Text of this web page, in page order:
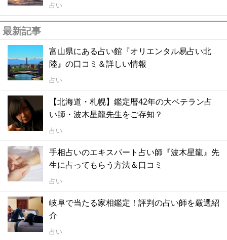
占い
最新記事
富山県にある占い館『オリエンタル易占い北
陸』の口コミ＆詳しい情報
占い
【北海道・札幌】鑑定暦42年の大ベテラン占
い師・波木星龍先生をご存知？
占い
手相占いのエキスパート占い師『波木星龍』先
生に占ってもらう方法＆口コミ
占い
岐阜で当たる家相鑑定！評判の占い師を厳選紹
介
占い